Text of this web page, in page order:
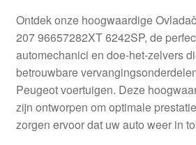
Contact
Kassa
Klachten
Klachtenprocedure
Ontdek onze hoogwaardige
207 96657282XT 6242SP, de
automechanici en doe-het-zelvers
betrouwbare
Peugeot voertuigen. Deze
zijn ontworpen om optimale
zorgen ervoor dat uw auto weer in